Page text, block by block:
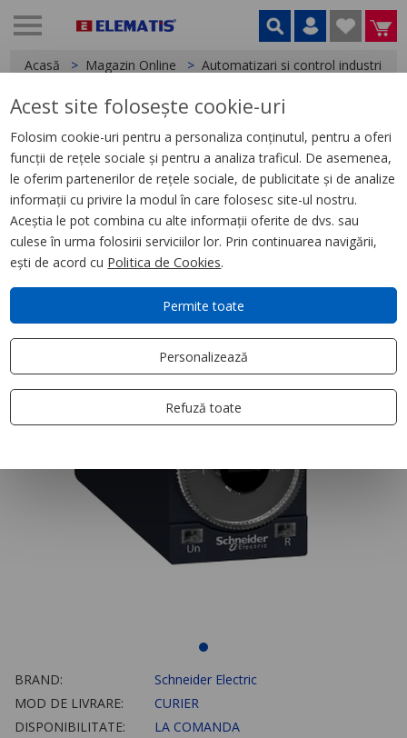
Acasă Magazin Online Automatizari si control industrial
< Relee
Releu Temporizare Intarziere
Actionare, 0,1 S, 100 H, 230 V
C.A., 4 Oc
BRAND:
Schneider Electric
MOD DE LIVRARE:
CURIER
DISPONIBILITATE:
LA COMANDA
Acest site folosește cookie-uri
Folosim cookie-uri pentru a personaliza conținutul, pentru a oferi
funcții de rețele sociale și pentru a analiza traficul. De asemenea,
le oferim partenerilor de rețele sociale, de publicitate și de analize
informații cu privire la modul în care folosesc site-ul nostru.
Aceștia le pot combina cu alte informații oferite de dvs. sau
culese în urma folosirii serviciilor lor. Prin continuarea navigării,
ești de acord cu Politica de Cookies.
Permite toate
Personalizează
Refuză toate